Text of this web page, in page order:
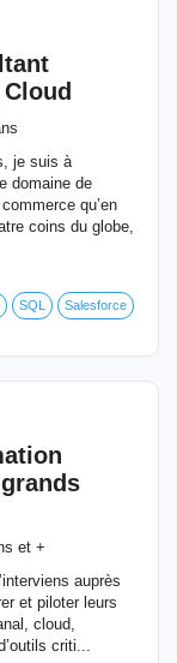
Cloud
je suis à
domaine de
qu’en
coins du globe,
SQL Salesforce
et +
auprès
et piloter leurs
cloud,
criti...